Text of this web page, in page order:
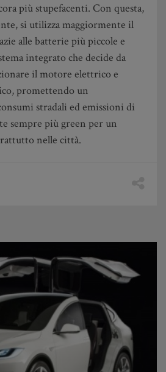
più stupefacenti. Con questa,
si utilizza maggiormente il
alle batterie più piccole e
integrato che decide da
il motore elettrico e
promettendo un
stradali ed emissioni di
sempre più green per un
nelle città.